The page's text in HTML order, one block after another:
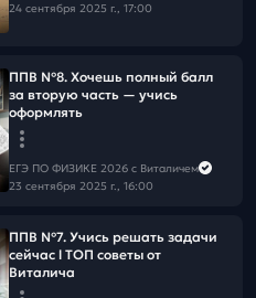
24 сентября 2025 г., 17:00
ППВ №8. Хочешь полный балл
за вторую часть — учись
оформлять
ЕГЭ ПО ФИЗИКЕ 2026 с Виталичем
23 сентября 2025 г., 16:00
ППВ №7. Учись решать задачи
сейчас l ТОП советы от
Виталича